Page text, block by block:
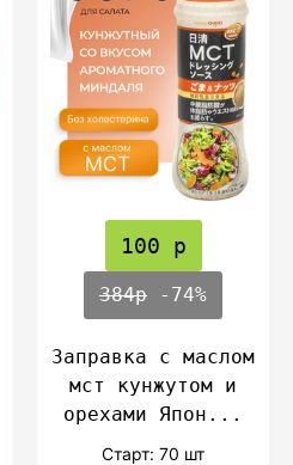
100 р
384р -74%
Заправка с маслом
мст кунжутом и
орехами Япон...
Cтарт: 70 шт